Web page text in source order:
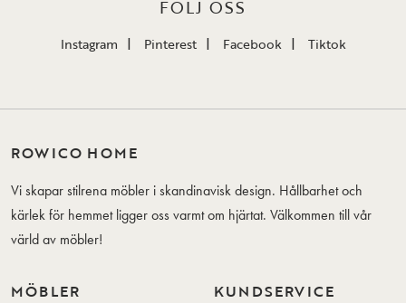
FÖLJ OSS
Instagram Pinterest Facebook Tiktok
ROWICO HOME
Vi skapar stilrena möbler i skandinavisk design. Hållbarhet och
kärlek för hemmet ligger oss varmt om hjärtat. Välkommen till vår
värld av möbler!
MÖBLER KUNDSERVICE